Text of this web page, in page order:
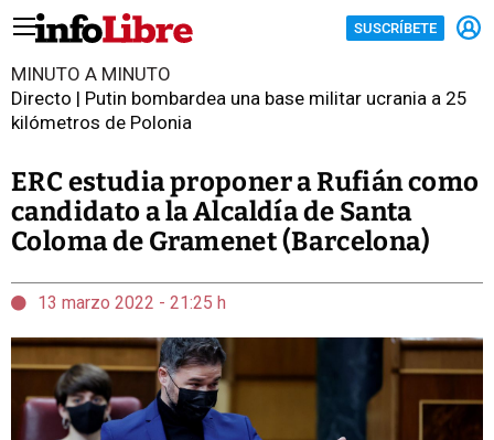
SUSCRÍBETE
MINUTO A MINUTO
Directo | Putin bombardea una base militar ucrania a 25
kilómetros de Polonia
ERC estudia proponer a Rufián como
candidato a la Alcaldía de Santa
Coloma de Gramenet (Barcelona)
13 marzo 2022 - 21:25 h